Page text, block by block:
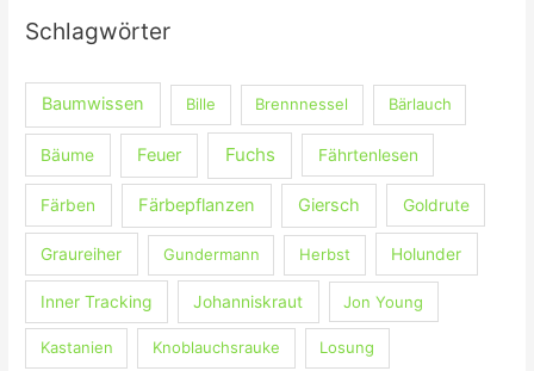
n
c
Schlagwörter
Baumwissen Bille Brennnessel Bärlauch
Bäume Feuer Fuchs Fährtenlesen
Färben Färbepflanzen Giersch Goldrute
Graureiher Gundermann Herbst Holunder
Inner Tracking Johanniskraut Jon Young
Kastanien Knoblauchsrauke Losung